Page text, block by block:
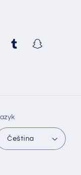
TumblrSnapchat
Čeština